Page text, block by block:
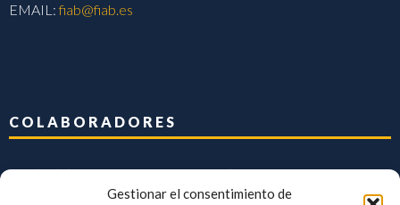
Gestionar el consentimiento de
EMAIL:fiab@fiab.es
COLABORADORES